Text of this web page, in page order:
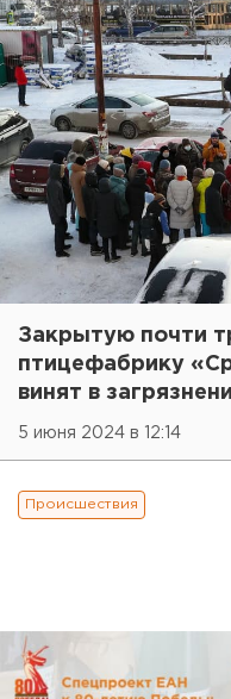
Закрытую почти
птицефабрику
винят в
5 июня 2024 в 12:14
Происшествия